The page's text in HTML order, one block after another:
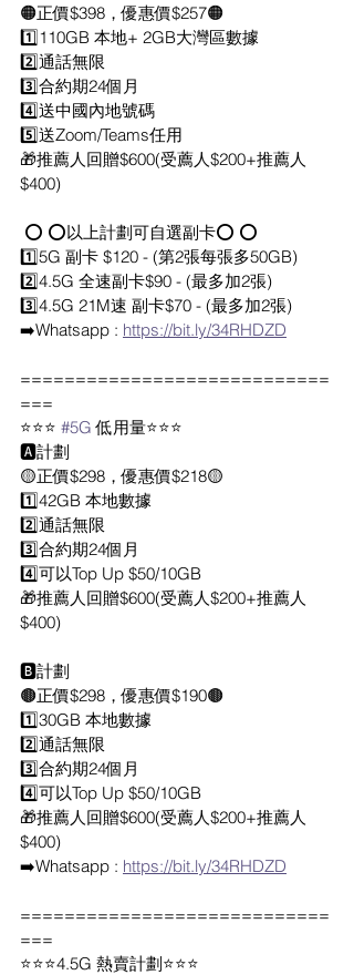
🟠正價$398，優惠價$257🟠
1️⃣110GB 本地+ 2GB大灣區數據
2️⃣通話無限
3️⃣合約期24個月
4️⃣送中國內地號碼
5️⃣送Zoom/Teams任用
🎁推薦人回贈$600(受薦人$200+推薦人
$400)
⭕️ ⭕️以上計劃可自選副卡⭕️ ⭕️
1️⃣5G 副卡 $120 - (第2張每張多50GB)
2️⃣4.5G 全速副卡$90 - (最多加2張)
3️⃣4.5G 21M速 副卡$70 - (最多加2張)
➡️Whatsapp : https://bit.ly/34RHDZD
============================
===
⭐️⭐️⭐️ #5G 低用量⭐️⭐️⭐️
🅰️計劃
🟡正價$298，優惠價$218🟡
1️⃣42GB 本地數據
2️⃣通話無限
3️⃣合約期24個月
4️⃣可以Top Up $50/10GB
🎁推薦人回贈$600(受薦人$200+推薦人
$400)
🅱️計劃
🟤正價$298，優惠價$190🟤
1️⃣30GB 本地數據
2️⃣通話無限
3️⃣合約期24個月
4️⃣可以Top Up $50/10GB
🎁推薦人回贈$600(受薦人$200+推薦人
$400)
➡️Whatsapp : https://bit.ly/34RHDZD
============================
===
⭐️⭐️⭐️4.5G 熱賣計劃⭐️⭐️⭐️